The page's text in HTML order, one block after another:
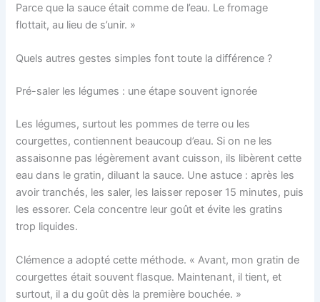
Parce que la sauce était comme de l’eau. Le fromage
flottait, au lieu de s’unir. »
Quels autres gestes simples font toute la différence ?
Pré-saler les légumes : une étape souvent ignorée
Les légumes, surtout les pommes de terre ou les
courgettes, contiennent beaucoup d’eau. Si on ne les
assaisonne pas légèrement avant cuisson, ils libèrent cette
eau dans le gratin, diluant la sauce. Une astuce : après les
avoir tranchés, les saler, les laisser reposer 15 minutes, puis
les essorer. Cela concentre leur goût et évite les gratins
trop liquides.
Clémence a adopté cette méthode. « Avant, mon gratin de
courgettes était souvent flasque. Maintenant, il tient, et
surtout, il a du goût dès la première bouchée. »